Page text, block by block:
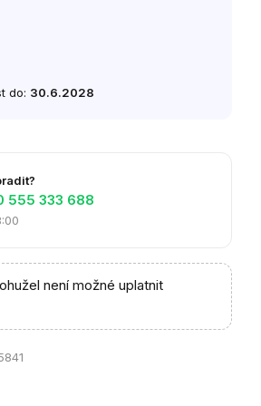
do: 30.6.2028
555 333 688
není možné uplatnit